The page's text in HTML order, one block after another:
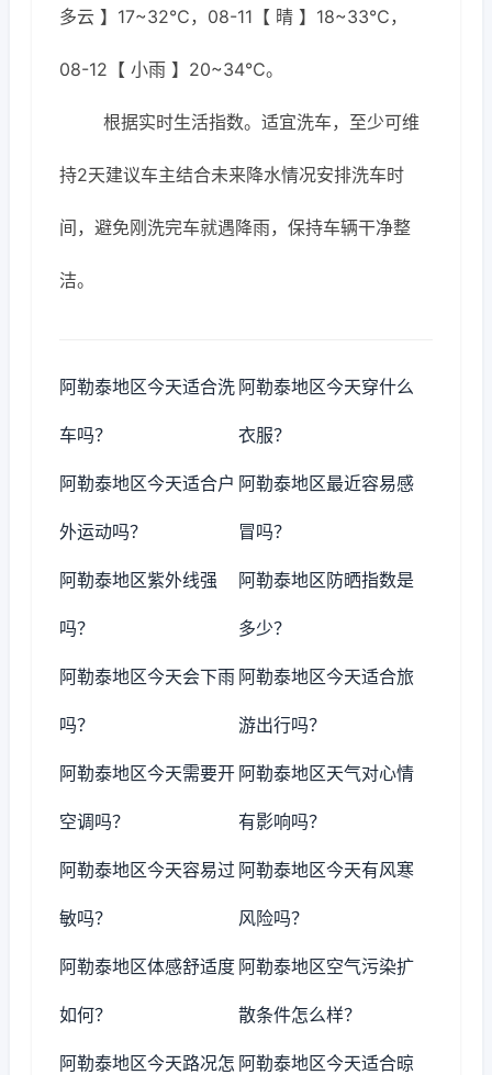
多云 】17~32℃，08-11【 晴 】18~33℃，
08-12【 小雨 】20~34℃。
根据实时生活指数。适宜洗车，至少可维
持2天建议车主结合未来降水情况安排洗车时
间，避免刚洗完车就遇降雨，保持车辆干净整
洁。
阿勒泰地区今天适合洗
车吗？
阿勒泰地区今天穿什么
衣服？
阿勒泰地区今天适合户
外运动吗？
阿勒泰地区最近容易感
冒吗？
阿勒泰地区紫外线强
吗？
阿勒泰地区防晒指数是
多少？
阿勒泰地区今天会下雨
吗？
阿勒泰地区今天适合旅
游出行吗？
阿勒泰地区今天需要开
空调吗？
阿勒泰地区天气对心情
有影响吗？
阿勒泰地区今天容易过
敏吗？
阿勒泰地区今天有风寒
风险吗？
阿勒泰地区体感舒适度
如何？
阿勒泰地区空气污染扩
散条件怎么样？
阿勒泰地区今天路况怎 阿勒泰地区今天适合晾